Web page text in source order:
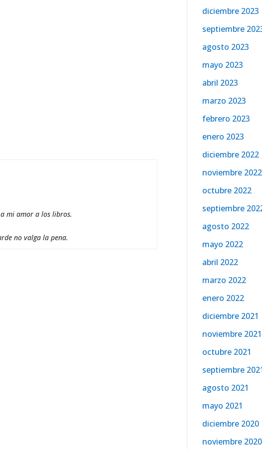
mi amor a los libros.
no valga la pena.
diciembre 2023
septiembre
agosto 2023
mayo 2023
abril 2023
marzo 2023
febrero 2023
enero 2023
diciembre 2022
noviembre 2022
octubre 2022
septiembre
agosto 2022
mayo 2022
abril 2022
marzo 2022
enero 2022
diciembre 2021
noviembre 2021
octubre 2021
septiembre
agosto 2021
mayo 2021
diciembre 2020
noviembre 2020